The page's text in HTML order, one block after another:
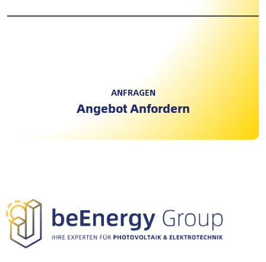
ANFRAGEN
Angebot Anfordern